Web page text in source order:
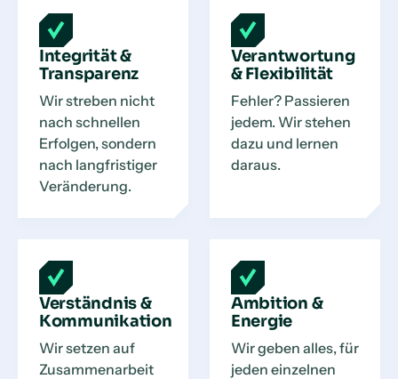
Integrität &
Transparenz
Wir streben nicht
nach schnellen
Erfolgen, sondern
nach langfristiger
Veränderung.
Verantwortung
& Flexibilität
Fehler? Passieren
jedem. Wir stehen
dazu und lernen
daraus.
Verständnis &
Kommunikation
Wir setzen auf
Zusammenarbeit
Ambition &
Energie
Wir geben alles, für
jeden einzelnen